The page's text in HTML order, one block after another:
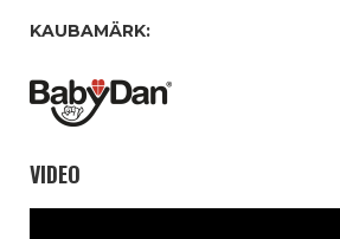
KAUBAMÄRK:
VIDEO